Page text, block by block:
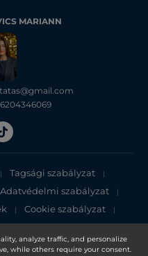
analyze traffic, and personalize
while others require your consent.
MARIANN
| Tagsági szabályzat |
Adatvédelmi szabályzat |
| Cookie szabályzat |